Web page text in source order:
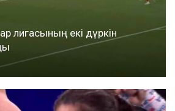
лигасының екі дүркін